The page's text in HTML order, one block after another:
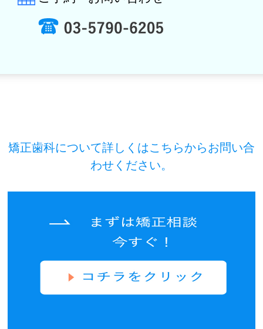
矯正歯科について詳しくはこちらからお問い合
わせください。